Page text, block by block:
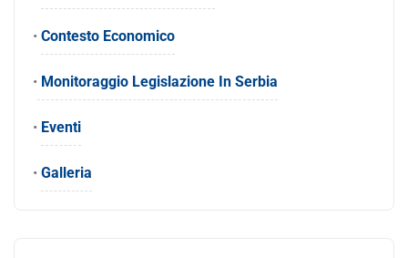
• Contesto Economico
• Monitoraggio Legislazione In Serbia
• Eventi
• Galleria